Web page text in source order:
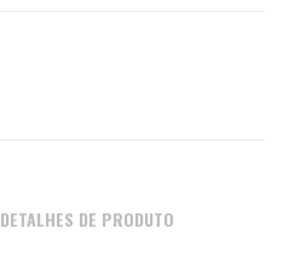
DETALHES DE PRODUTO